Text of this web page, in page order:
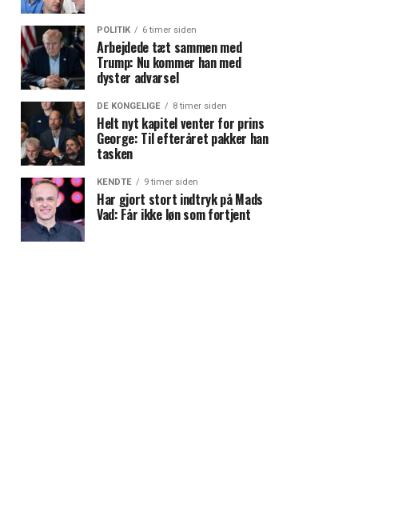
POLITIK 6 timer siden
Arbejdede tæt sammen med
Trump: Nu kommer han med
dyster advarsel
DE KONGELIGE 8 timer siden
Helt nyt kapitel venter for prins
George: Til efteråret pakker han
tasken
KENDTE 9 timer siden
Har gjort stort indtryk på Mads
Vad: Får ikke løn som fortjent